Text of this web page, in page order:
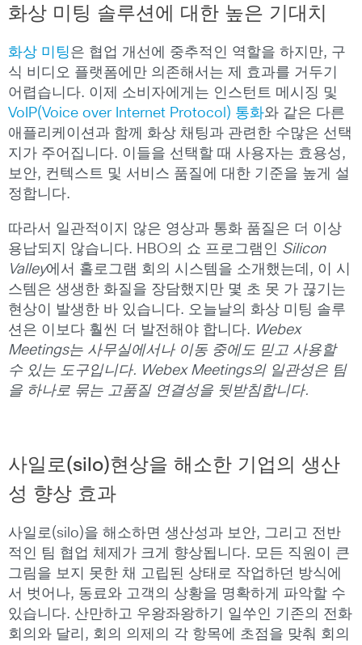
화상 미팅 솔루션에 대한 높은 기대치
화상 미팅은 협업 개선에 중추적인 역할을 하지만, 구
식 비디오 플랫폼에만 의존해서는 제 효과를 거두기
어렵습니다. 이제 소비자에게는 인스턴트 메시징 및
VoIP(Voice over Internet Protocol) 통화와 같은 다른
애플리케이션과 함께 화상 채팅과 관련한 수많은 선택
지가 주어집니다. 이들을 선택할 때 사용자는 효용성,
보안, 컨텍스트 및 서비스 품질에 대한 기준을 높게 설
정합니다.
따라서 일관적이지 않은 영상과 통화 품질은 더 이상
용납되지 않습니다. HBO의 쇼 프로그램인 Silicon
Valley에서 홀로그램 회의 시스템을 소개했는데, 이 시
스템은 생생한 화질을 장담했지만 몇 초 못 가 끊기는
현상이 발생한 바 있습니다. 오늘날의 화상 미팅 솔루
션은 이보다 훨씬 더 발전해야 합니다. Webex
Meetings는 사무실에서나 이동 중에도 믿고 사용할
수 있는 도구입니다. Webex Meetings의 일관성은 팀
을 하나로 묶는 고품질 연결성을 뒷받침합니다.
사일로(silo)현상을 해소한 기업의 생산
성 향상 효과
사일로(silo)을 해소하면 생산성과 보안, 그리고 전반
적인 팀 협업 체제가 크게 향상됩니다. 모든 직원이 큰
그림을 보지 못한 채 고립된 상태로 작업하던 방식에
서 벗어나, 동료와 고객의 상황을 명확하게 파악할 수
있습니다. 산만하고 우왕좌왕하기 일쑤인 기존의 전화
회의와 달리, 회의 의제의 각 항목에 초점을 맞춰 회의